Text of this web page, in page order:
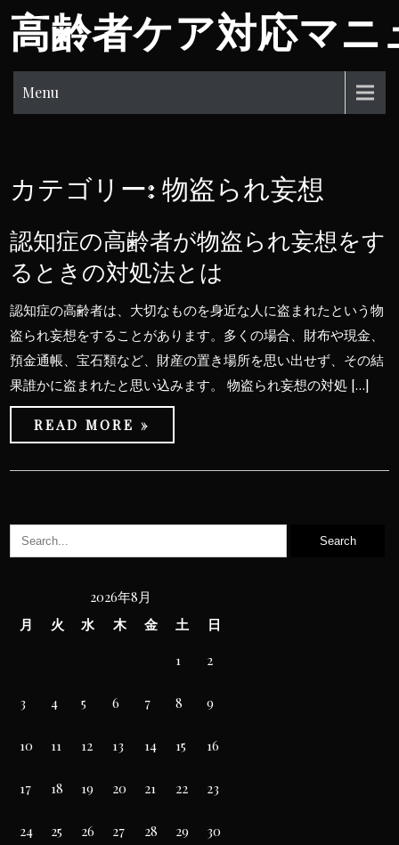
Skip高齢者ケア対応マニ
Menu
カテゴリー:物盗られ妄想
認知症の高齢者が物盗られ妄想をす
るときの対処法とは
認知症の高齢者は、大切なものを身近な人に盗まれたという物
盗られ妄想をすることがあります。多くの場合、財布や現金、
預金通帳、宝石類など、財産の置き場所を思い出せず、その結
果誰かに盗まれたと思い込みます。 物盗られ妄想の対処 […]
READ MORE »
2026年8月
月
火 水 木 金 土
日
1
2
3 4 5 6 7 8 9
10 11 12 13 14 15 16
17 18 19 20 21 22 23
24 25 26 27 28 29 30